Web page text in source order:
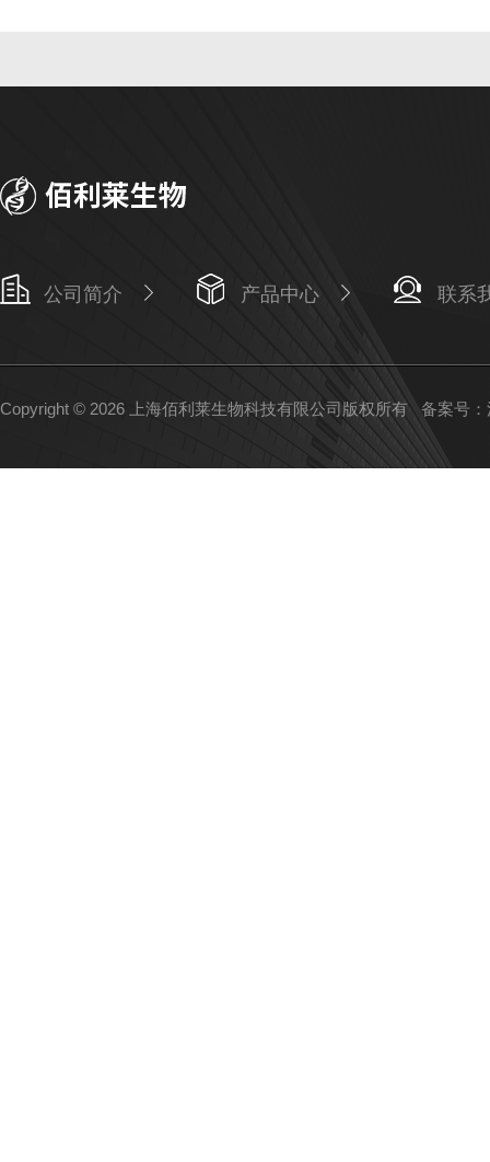
公司简介 产品中心 联系
Copyright © 2026 上海佰利莱生物科技有限公司版权所有 备案号：